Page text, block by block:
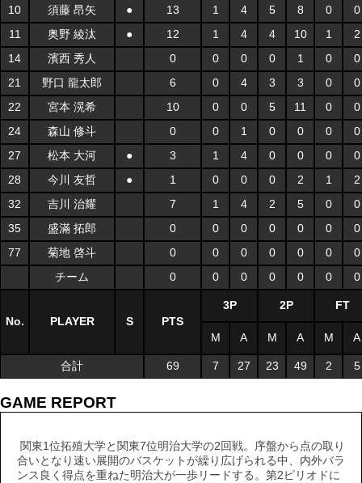
10
須藤 昂矢 ● 13 1 4 5 8 0
0
11
奥野 綾汰 ● 12 1 4 4 10 1
2
14
濱西 秀人 0 0 0 0 1 0
0
21
野口 龍太郎 6 0 4 3 3 0
0
22
宮本 滉希 10 0 0 5 11 0
0
24
森山 修斗 0 0 1 0 0 0
0
27
松本 大河 ● 3 1 4 0 0 0
0
28
今川 友哲 ● 1 0 0 0 2 1
2
32
吉川 治耀 7 1 4 2 5 0
0
35
盛滿 拓郎 0 0 0 0 0 0
0
77
菊地 啓斗 0 0 0 0 0 0
0
チーム
0 0 0 0 0 0 0
No. PLAYER S PTS
3P 2P FT
M A M A M A
合計 69 7 27 23 49 2 5
GAME REPORT
関東1位拓殖大学と関東7位明治大学の2回戦。序盤から点の取り
合いとなり速い展開のバスケットが繰り広げられる中、内外バラ
ンス良く得点を重ねた明治大が一歩リードする。第2ピリオドに